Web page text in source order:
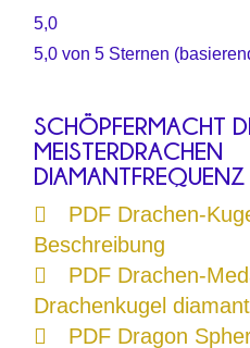
5,0
5,0 von 5 Sternen
SCHÖPFERMACHT
MEISTERDRACHEN
DIAMANTFREQUENZ
PDF Drachen-
Beschreibung
PDF Drachen-
Drachenkugel
PDF Dragon